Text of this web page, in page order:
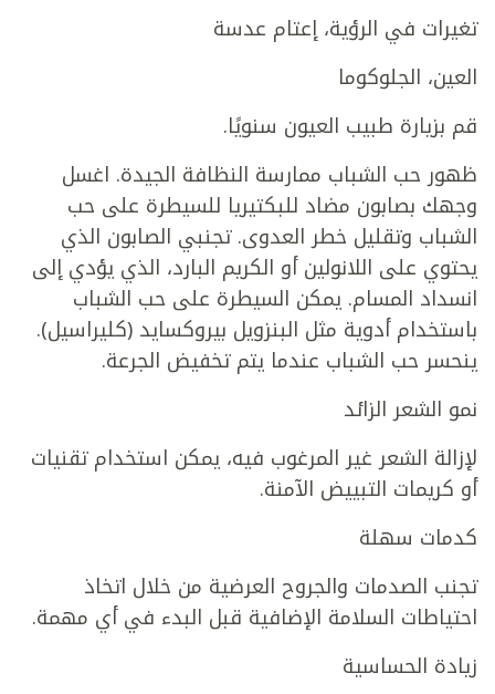
تغيرات في الرؤية، إعتام عدسة
العين، الجلوكوما
قم بزيارة طبيب العيون سنويًا.
ظهور حب الشباب ممارسة النظافة الجيدة. اغسل
وجهك بصابون مضاد للبكتيريا للسيطرة على حب
الشباب وتقليل خطر العدوى. تجنبي الصابون الذي
يحتوي على اللانولين أو الكريم البارد، الذي يؤدي إلى
انسداد المسام. يمكن السيطرة على حب الشباب
باستخدام أدوية مثل البنزويل بيروكسايد (كليراسيل).
ينحسر حب الشباب عندما يتم تخفيض الجرعة.
نمو الشعر الزائد
لإزالة الشعر غير المرغوب فيه، يمكن استخدام تقنيات
أو كريمات التبييض الآمنة.
كدمات سهلة
تجنب الصدمات والجروح العرضية من خلال اتخاذ
احتياطات السلامة الإضافية قبل البدء في أي مهمة.
زيادة الحساسية